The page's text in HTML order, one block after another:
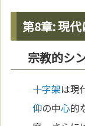
第8章: 現
宗教的シ
十字架は現
仰の中心的